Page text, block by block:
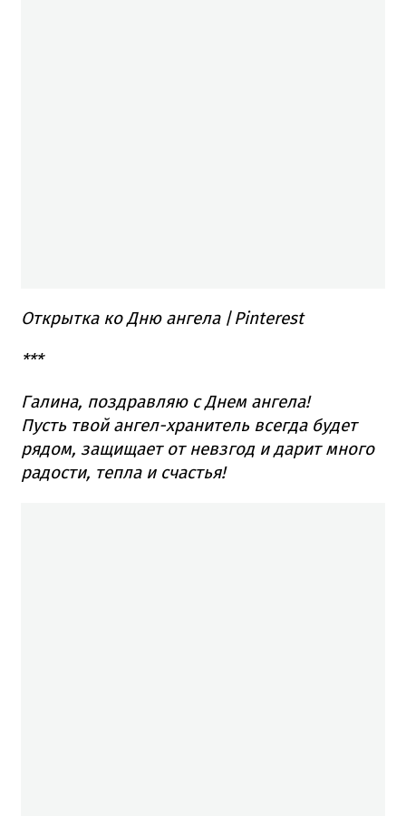
Открытка ко Дню ангела /Pinterest
***
Галина, поздравляю с Днем ангела!
Пусть твой ангел-хранитель всегда будет
рядом, защищает от невзгод и дарит много
радости, тепла и счастья!